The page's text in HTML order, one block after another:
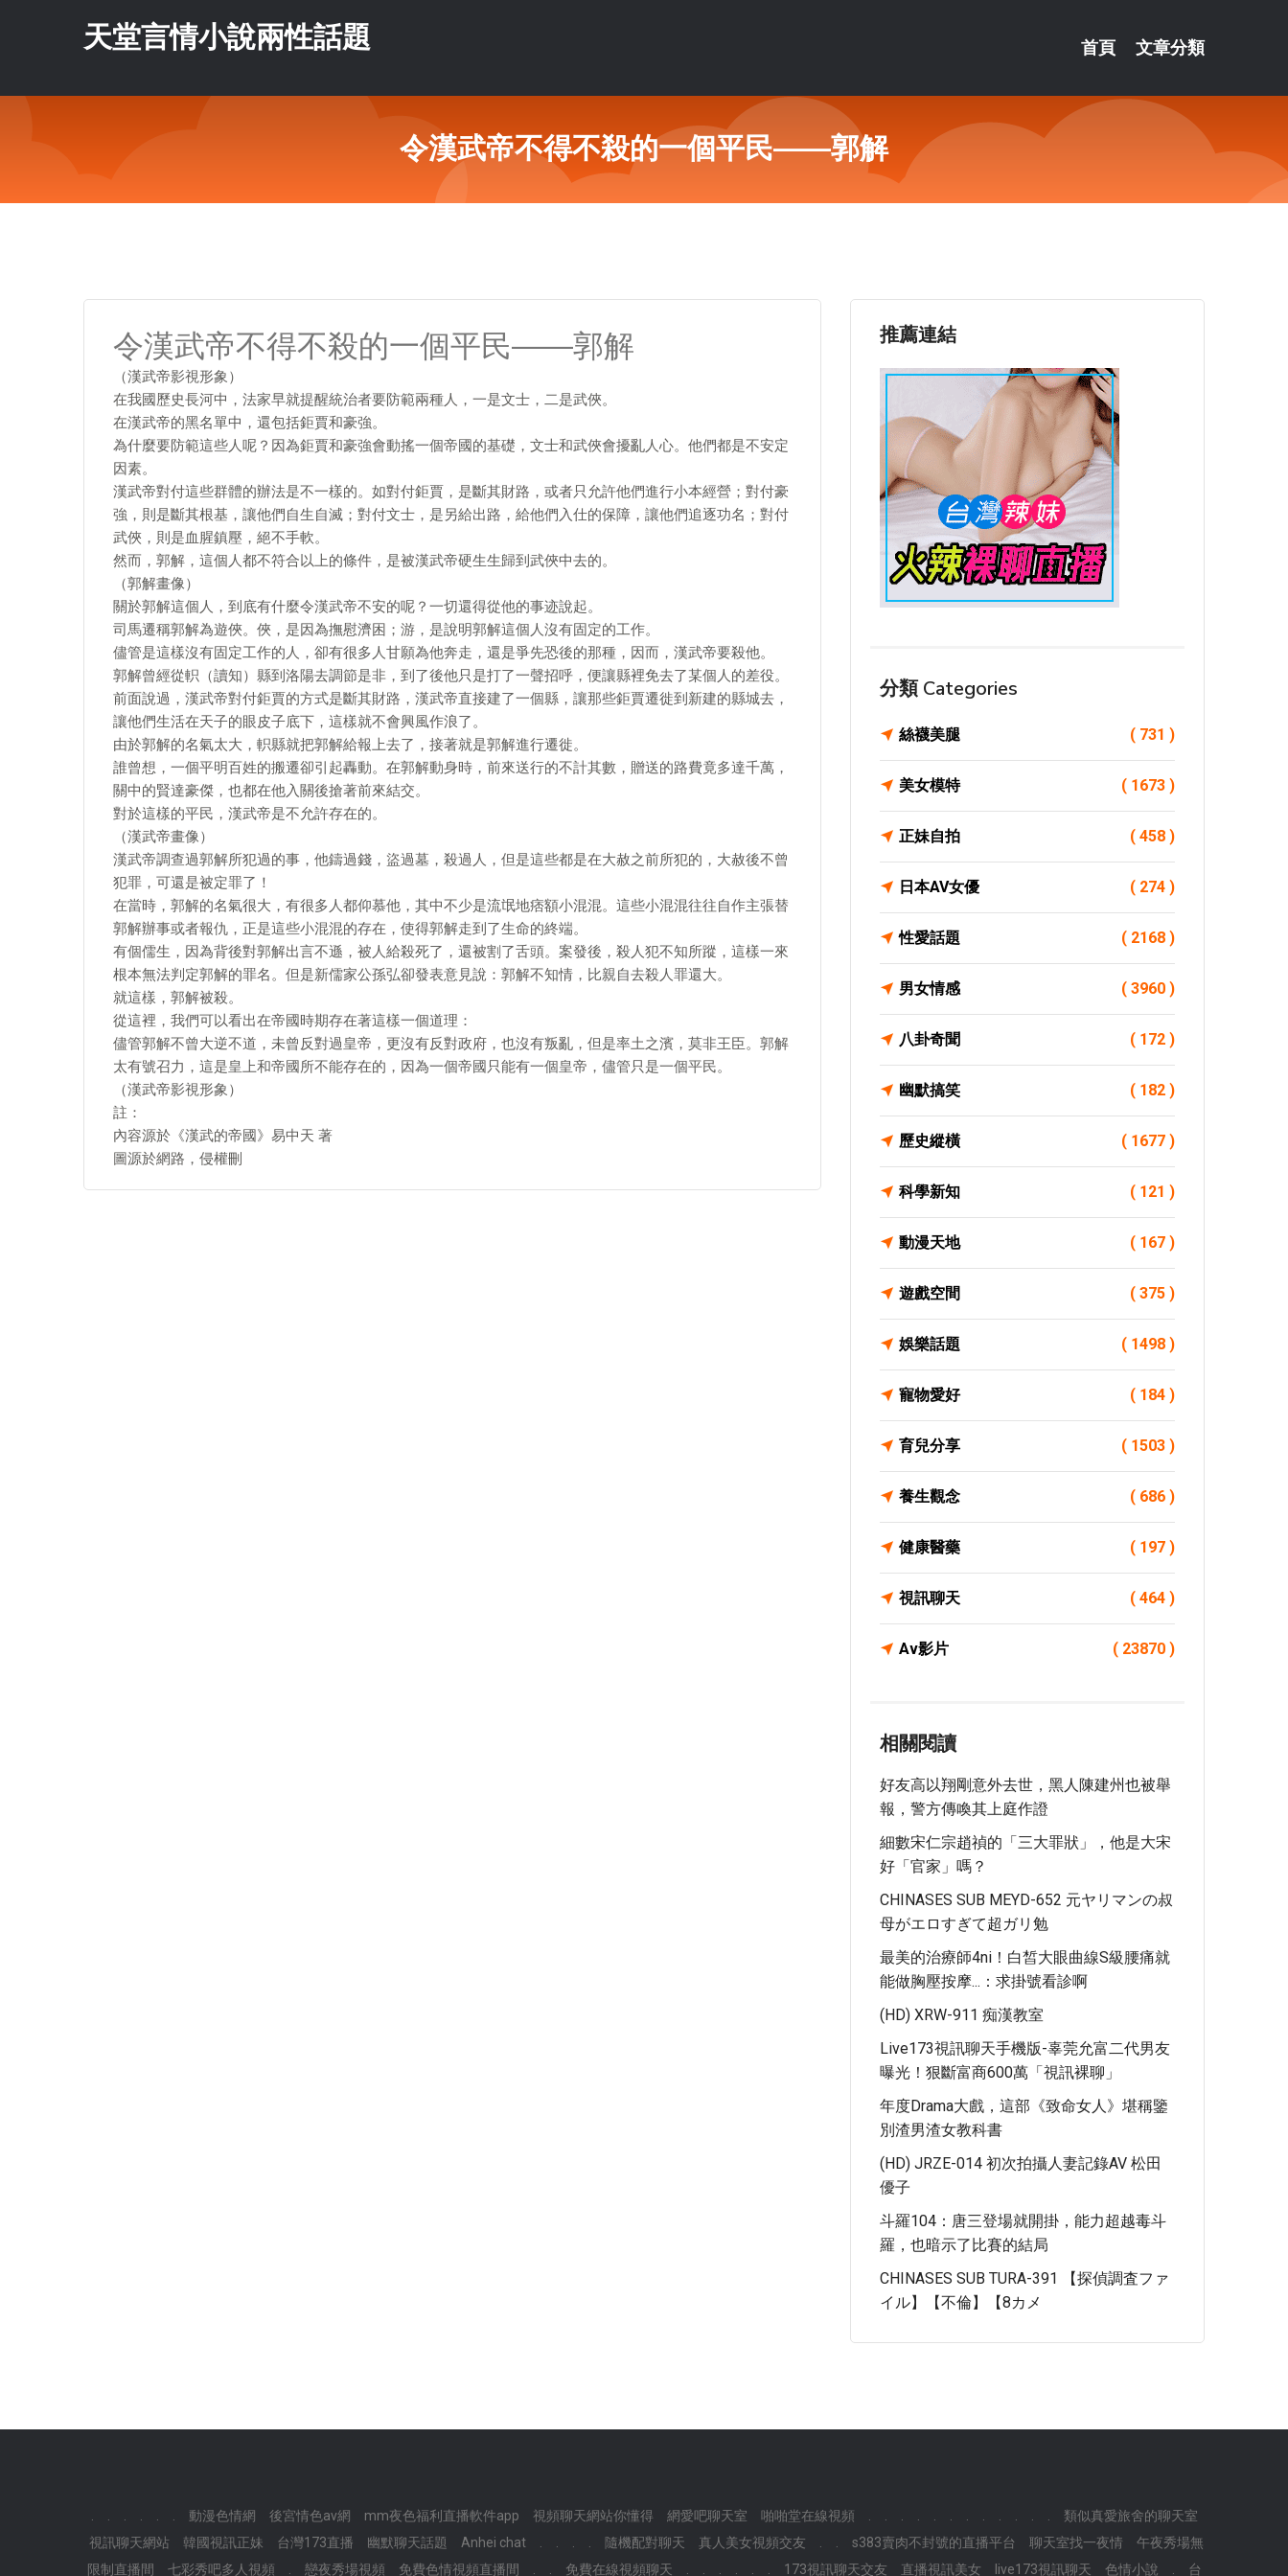
天堂言情小說兩性話題 首頁 文章分類
令漢武帝不得不殺的一個平民——郭解
令漢武帝不得不殺的一個平民——郭解
（漢武帝影視形象）
在我國歷史長河中，法家早就提醒統治者要防範兩種人，一是文士，二是武俠。
在漢武帝的黑名單中，還包括鉅賈和豪強。
為什麼要防範這些人呢？因為鉅賈和豪強會動搖一個帝國的基礎，文士和武俠會擾亂人心。他們都是不安定
因素。
漢武帝對付這些群體的辦法是不一樣的。如對付鉅賈，是斷其財路，或者只允許他們進行小本經營；對付豪
強，則是斷其根基，讓他們自生自滅；對付文士，是另給出路，給他們入仕的保障，讓他們追逐功名；對付
武俠，則是血腥鎮壓，絕不手軟。
然而，郭解，這個人都不符合以上的條件，是被漢武帝硬生生歸到武俠中去的。
（郭解畫像）
關於郭解這個人，到底有什麼令漢武帝不安的呢？一切還得從他的事迹說起。
司馬遷稱郭解為遊俠。俠，是因為撫慰濟困；游，是說明郭解這個人沒有固定的工作。
儘管是這樣沒有固定工作的人，卻有很多人甘願為他奔走，還是爭先恐後的那種，因而，漢武帝要殺他。
郭解曾經從軹（讀知）縣到洛陽去調節是非，到了後他只是打了一聲招呼，便讓縣裡免去了某個人的差役。
前面說過，漢武帝對付鉅賈的方式是斷其財路，漢武帝直接建了一個縣，讓那些鉅賈遷徙到新建的縣城去，
讓他們生活在天子的眼皮子底下，這樣就不會興風作浪了。
由於郭解的名氣太大，軹縣就把郭解給報上去了，接著就是郭解進行遷徙。
誰曾想，一個平明百姓的搬遷卻引起轟動。在郭解動身時，前來送行的不計其數，贈送的路費竟多達千萬，
關中的賢達豪傑，也都在他入關後搶著前來結交。
對於這樣的平民，漢武帝是不允許存在的。
（漢武帝畫像）
漢武帝調查過郭解所犯過的事，他鑄過錢，盜過墓，殺過人，但是這些都是在大赦之前所犯的，大赦後不曾
犯罪，可還是被定罪了！
在當時，郭解的名氣很大，有很多人都仰慕他，其中不少是流氓地痞額小混混。這些小混混往往自作主張替
郭解辦事或者報仇，正是這些小混混的存在，使得郭解走到了生命的終端。
有個儒生，因為背後對郭解出言不遜，被人給殺死了，還被割了舌頭。案發後，殺人犯不知所蹤，這樣一來
根本無法判定郭解的罪名。但是新儒家公孫弘卻發表意見說：郭解不知情，比親自去殺人罪還大。
就這樣，郭解被殺。
從這裡，我們可以看出在帝國時期存在著這樣一個道理：
儘管郭解不曾大逆不道，未曾反對過皇帝，更沒有反對政府，也沒有叛亂，但是率土之濱，莫非王臣。郭解
太有號召力，這是皇上和帝國所不能存在的，因為一個帝國只能有一個皇帝，儘管只是一個平民。
（漢武帝影視形象）
註：
內容源於《漢武的帝國》易中天 著
圖源於網路，侵權刪
推薦連結
分類 Categories
絲襪美腿 ( 731 )
美女模特 ( 1673 )
正妹自拍 ( 458 )
日本AV女優 ( 274 )
性愛話題 ( 2168 )
男女情感 ( 3960 )
八卦奇聞 ( 172 )
幽默搞笑 ( 182 )
歷史縱橫 ( 1677 )
科學新知 ( 121 )
動漫天地 ( 167 )
遊戲空間 ( 375 )
娛樂話題 ( 1498 )
寵物愛好 ( 184 )
育兒分享 ( 1503 )
養生觀念 ( 686 )
健康醫藥 ( 197 )
視訊聊天 ( 464 )
Av影片 ( 23870 )
相關閱讀
好友高以翔剛意外去世，黑人陳建州也被舉
報，警方傳喚其上庭作證
細數宋仁宗趙禎的「三大罪狀」，他是大宋
好「官家」嗎？
CHINASES SUB MEYD-652 元ヤリマンの叔
母がエロすぎて超ガリ勉
最美的治療師4ni！白皙大眼曲線S級腰痛就
能做胸壓按摩...：求掛號看診啊
(HD) XRW-911 痴漢教室
Live173視訊聊天手機版-辜莞允富二代男友
曝光！狠斷富商600萬「視訊裸聊」
年度Drama大戲，這部《致命女人》堪稱鑒
別渣男渣女教科書
(HD) JRZE-014 初次拍攝人妻記錄AV 松田
優子
斗羅104：唐三登場就開掛，能力超越毒斗
羅，也暗示了比賽的結局
CHINASES SUB TURA-391 【探偵調査ファ
イル】【不倫】【8カメ
動漫色情網 後宮情色av網 mm夜色福利直播軟件app 視頻聊天網站你懂得 網愛吧聊天室 啪啪堂在線視頻
類似真愛旅舍的聊天室
視訊聊天網站
韓國視訊正妹 台灣173直播 幽默聊天話題 Anhei chat 隨機配對聊天 真人美女視頻交友 s383賣肉不封號的直播平台 聊天室找一夜情
午夜秀場無
限制直播間
七彩秀吧多人視頻 戀夜秀場視頻 免費色情視頻直播間 免費在線視頻聊天 173視訊聊天交友 直播視訊美女 live173視訊聊天 色情小說 台